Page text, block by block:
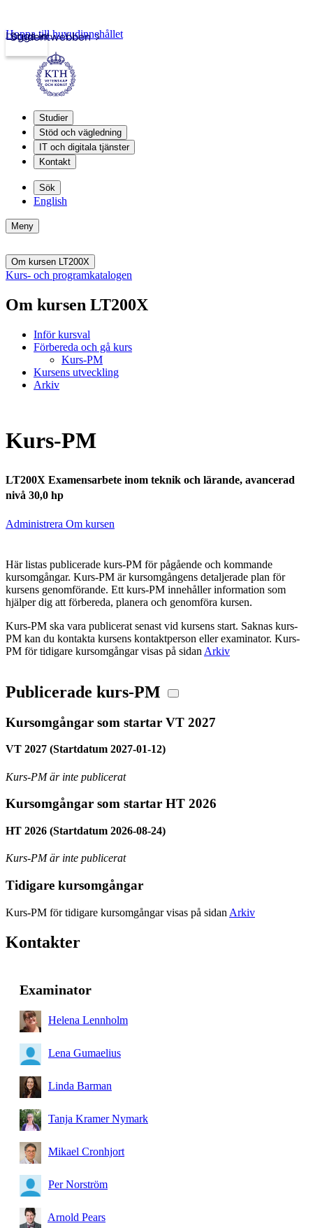
Studentwebben
Logga in
Hoppa till huvudinnehållet
Studier
Stöd och vägledning
IT och digitala tjänster
Kontakt
Sök
English
Meny
Om kursen LT200X
Kurs- och programkatalogen
Om kursen LT200X
Inför kursval
Förbereda och gå kurs
Kurs-PM
Kursens utveckling
Arkiv
Kurs-PM
LT200X Examensarbete inom teknik och lärande, avancerad
nivå 30,0 hp
Administrera Om kursen
Här listas publicerade kurs-PM för pågående och kommande
kursomgångar. Kurs-PM är kursomgångens detaljerade plan för
kursens genomförande. Ett kurs-PM innehåller information som
hjälper dig att förbereda, planera och genomföra kursen.
Kurs-PM ska vara publicerat senast vid kursens start. Saknas kurs-
PM kan du kontakta kursens kontaktperson eller examinator. Kurs-
PM för tidigare kursomgångar visas på sidan Arkiv
Publicerade kurs-PM
Kursomgångar som startar VT 2027
VT 2027 (Startdatum 2027-01-12)
Kurs-PM är inte publicerat
Kursomgångar som startar HT 2026
HT 2026 (Startdatum 2026-08-24)
Kurs-PM är inte publicerat
Tidigare kursomgångar
Kurs-PM för tidigare kursomgångar visas på sidan Arkiv
Kontakter
Examinator
Helena Lennholm
Lena Gumaelius
Linda Barman
Tanja Kramer Nymark
Mikael Cronhjort
Per Norström
Arnold Pears